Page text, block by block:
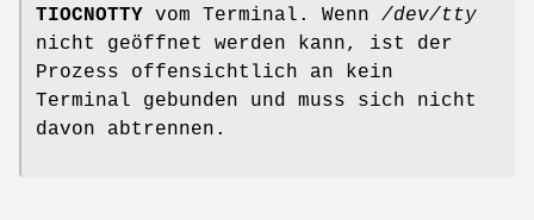
TIOCNOTTY vom Terminal. Wenn /dev/tty
nicht geöffnet werden kann, ist der
Prozess offensichtlich an kein
Terminal gebunden und muss sich nicht
davon abtrennen.